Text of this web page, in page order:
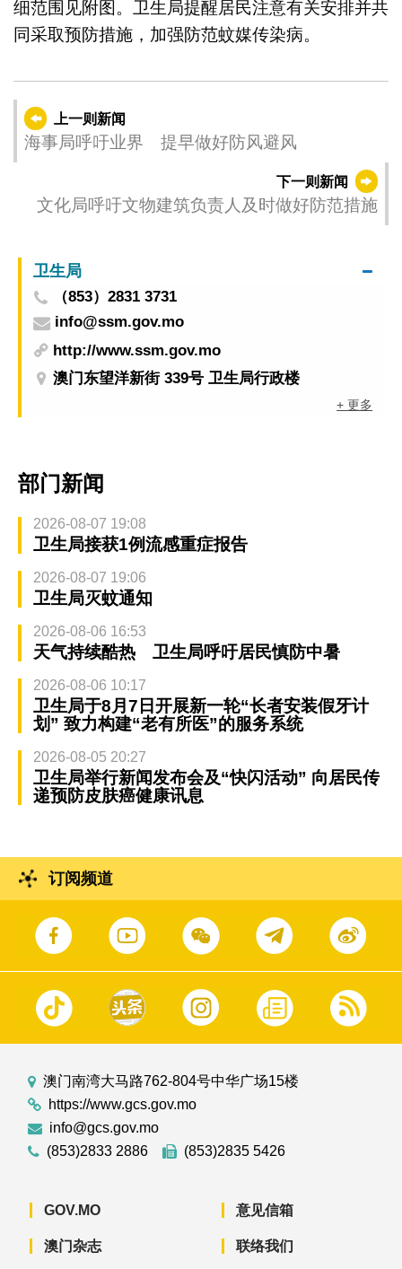
细范围见附图。卫生局提醒居民注意有关安排并共
同采取预防措施，加强防范蚊媒传染病。
上一则新闻
海事局呼吁业界 提早做好防风避风
下一则新闻
文化局呼吁文物建筑负责人及时做好防范措施
卫生局
（853）2831 3731
info@ssm.gov.mo
http://www.ssm.gov.mo
澳门东望洋新街 339号 卫生局行政楼
+ 更多
部门新闻
2026-08-07 19:08
卫生局接获1例流感重症报告
2026-08-07 19:06
卫生局灭蚊通知
2026-08-06 16:53
天气持续酷热 卫生局呼吁居民慎防中暑
2026-08-06 10:17
卫生局于8月7日开展新一轮“长者安装假牙计
划” 致力构建“老有所医”的服务系统
2026-08-05 20:27
卫生局举行新闻发布会及“快闪活动” 向居民传
递预防皮肤癌健康讯息
订阅频道
澳门南湾大马路762-804号中华广场15楼
https://www.gcs.gov.mo
info@gcs.gov.mo
(853)2833 2886
(853)2835 5426
GOV.MO
澳门杂志
意见信箱
联络我们